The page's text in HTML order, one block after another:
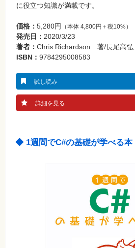
に役立つ知識が満載です。
価格： 5,280円 （本体 4,800円＋税10%）
発売日： 2020/3/23
著者： Chris Richardson 著/長尾高
ISBN： 9784295008583
試し読み
詳細を見る
◆ 1週間でC#の基礎が学べる本